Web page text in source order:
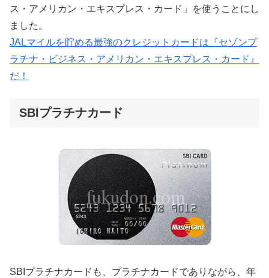
ス・アメリカン・エキスプレス・カード」を使うことにし
ました。
JALマイルを貯める最強のクレジットカードは『セゾンプ
ラチナ・ビジネス・アメリカン・エキスプレス・カード』
だ！
SBIプラチナカード
SBIプラチナカードも、プラチナカードでありながら、年